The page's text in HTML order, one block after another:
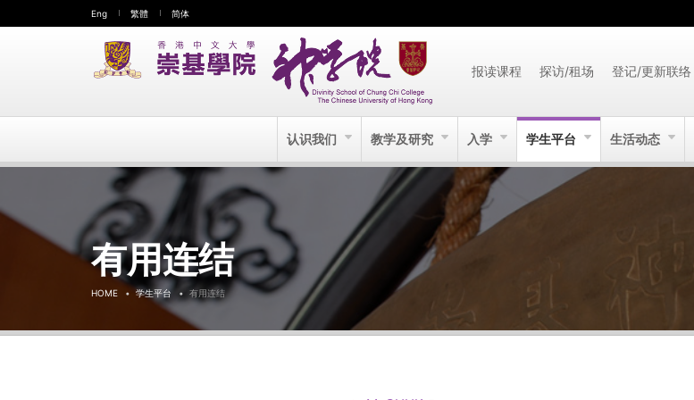
Eng 繁體 简体
报读课程 探访/租场 登记/更新联络
认识我们 教学及研究 入学 学生平台 生活动态
有用连结
HOME 学生平台 有用连结